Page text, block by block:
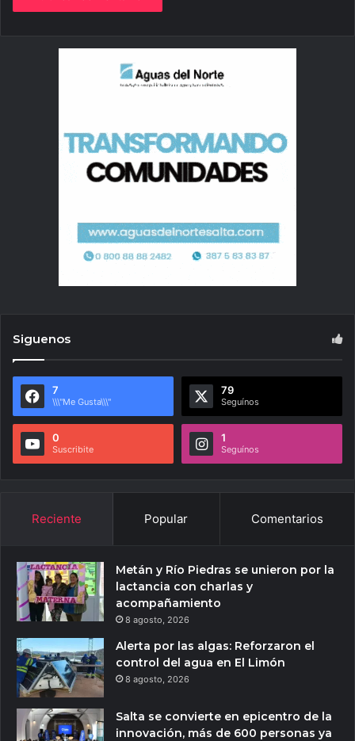
Siguenos
7
\\\"Me Gusta\\\"
79
Seguínos
0
Suscribite
1
Seguínos
Reciente Popular Comentarios
Metán y Río Piedras se unieron por la
lactancia con charlas y
acompañamiento
8 agosto, 2026
Alerta por las algas: Reforzaron el
control del agua en El Limón
8 agosto, 2026
Salta se convierte en epicentro de la
innovación, más de 600 personas ya